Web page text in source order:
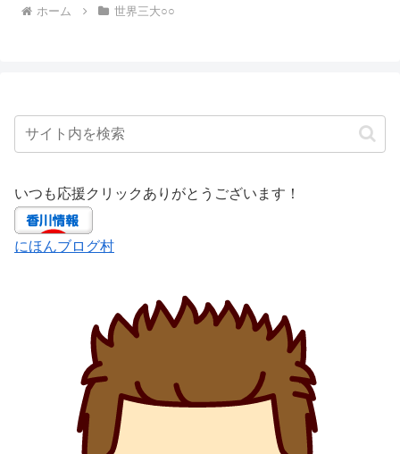
ホーム 世界三大○○
いつも応援クリックありがとうございます！
にほんブログ村